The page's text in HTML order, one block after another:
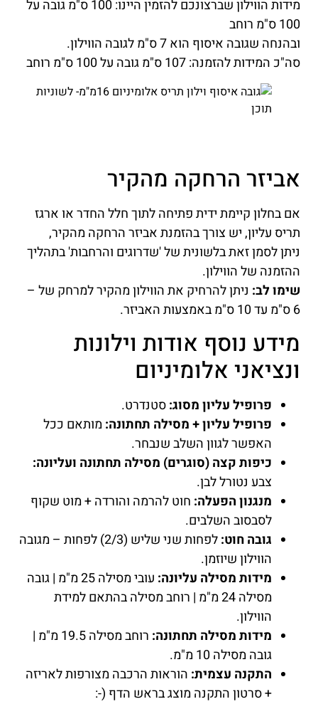
מידות הווילון שברצונכם להזמין היינו: 100 ס"מ גובה על
100 ס"מ רוחב
ובהנחה שגובה איסוף הוא 7 ס"מ לגובה הווילון.
סה"כ המידות להזמנה: 107 ס"מ גובה על 100 ס"מ רוחב
אביזר הרחקה מהקיר
אם בחלון קיימת ידית פתיחה לתוך חלל החדר או ארגז
תריס עליון, יש צורך בהזמנת אביזר הרחקה מהקיר,
ניתן לסמן זאת בלשונית של 'שדרוגים והרחבות' בתהליך
ההזמנה של הווילון.
שימו לב: ניתן להרחיק את הווילון מהקיר למרחק של –
6 ס"מ עד 10 ס"מ באמצעות האביזר.
מידע נוסף אודות וילונות
ונציאני אלומיניום
פרופיל עליון מסוג:סטנדרט.
פרופיל עליון + מסילה תחתונה: מותאם ככל
האפשר לגוון השלב שנבחר.
כיפות קצה (סוגרים) מסילה תחתונה ועליונה:
צבע נטורל לבן.
מנגנון הפעלה: חוט להרמה והורדה + מוט שקוף
לסבסוב השלבים.
גובה חוט:
לפחות שני שליש (2/3) לפחות – מגובה
הווילון שיוזמן.
מידות מסילה עליונה:
עובי מסילה 25 מ"מ | גובה
מסילה 24 מ"מ | רוחב מסילה בהתאם למידת
הווילון.
מידות מסילה תחתונה:
רוחב מסילה 19.5 מ"מ |
גובה מסילה 10 מ"מ.
התקנה עצמית: הוראות הרכבה מצורפות לאריזה
+ סרטון התקנה מוצג בראש הדף (-: